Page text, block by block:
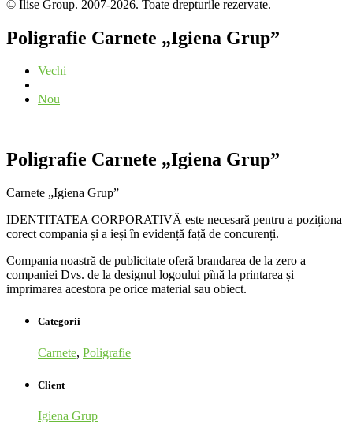
© Ilise Group. 2007-2026. Toate drepturile rezervate.
Poligrafie Carnete „Igiena Grup”
Vechi
Nou
Poligrafie Carnete „Igiena Grup”
Carnete „Igiena Grup”
IDENTITATEA CORPORATIVĂ este necesară pentru a poziționa
corect compania și a ieși în evidență față de concurenți.
Compania noastră de publicitate oferă brandarea de la zero a
companiei Dvs. de la designul logoului pînă la printarea și
imprimarea acestora pe orice material sau obiect.
Categorii
Carnete, Poligrafie
Client
Igiena Grup